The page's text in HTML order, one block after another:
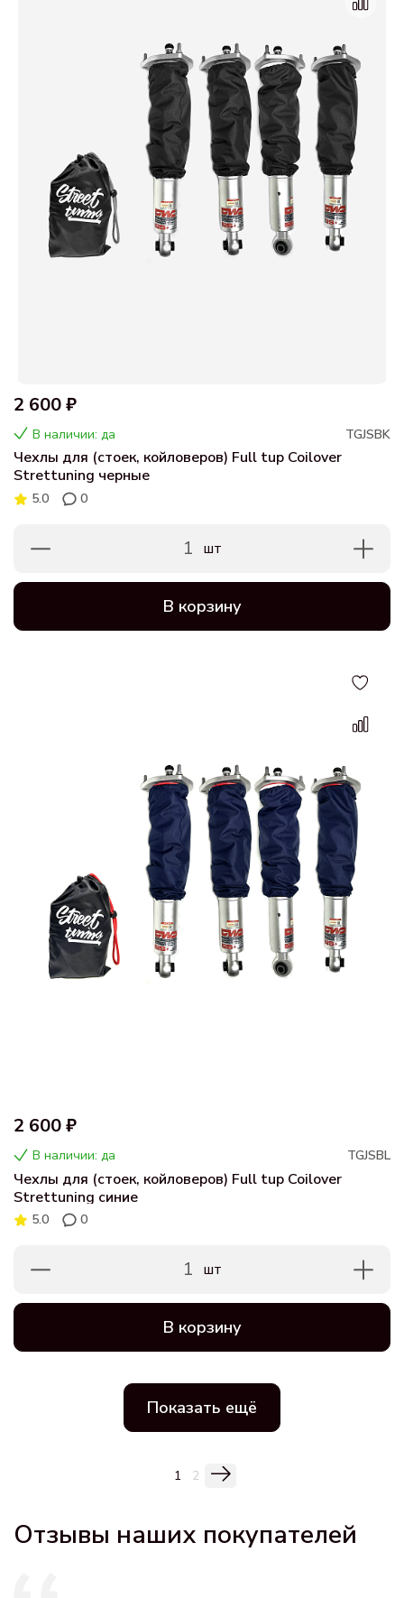
2 600 ₽
В наличии: да TGJSBK
Чехлы для (стоек, койловеров) Full tup Coilover
Strettuning черные
5.0 0
1 шт
В корзину
2 600 ₽
В наличии: да TGJSBL
Чехлы для (стоек, койловеров) Full tup Coilover
Strettuning синие
5.0 0
1 шт
В корзину
Показать ещё
1 2
Отзывы наших покупателей